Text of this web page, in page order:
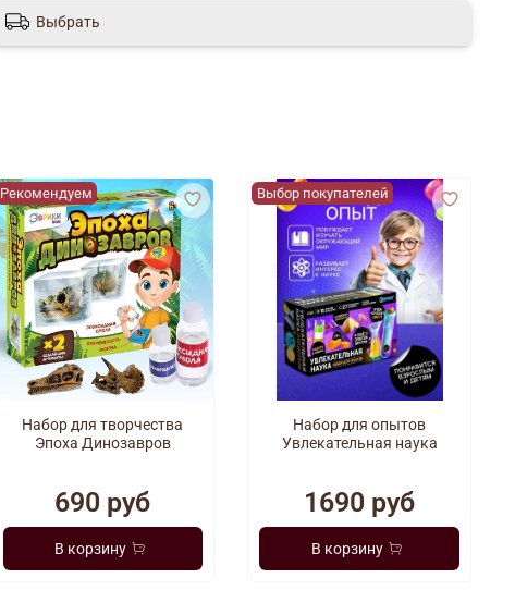
Горячий лёд.
Коллоидный сад.
Выбрать
Рекомендуем
Набор для творчества
Эпоха Динозавров
690 руб
В корзину
Выбор покупателей
Набор для опытов
Увлекательная наука
1690 руб
В корзину